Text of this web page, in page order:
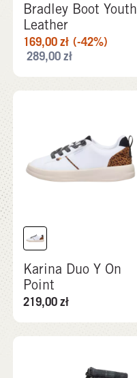
Bradley Boot Youth
Leather
169,00zł (-42%)
289,00zł
Karina Duo Y On
Point
219,00zł